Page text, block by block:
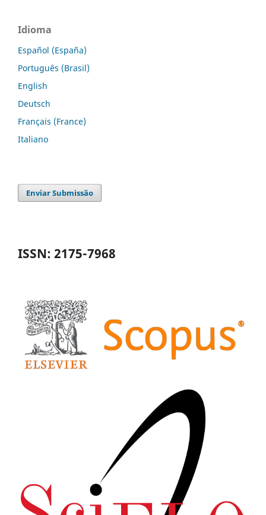
Idioma
Español (España)
Português (Brasil)
English
Deutsch
Français (France)
Italiano
Enviar Submissão
ISSN: 2175-7968